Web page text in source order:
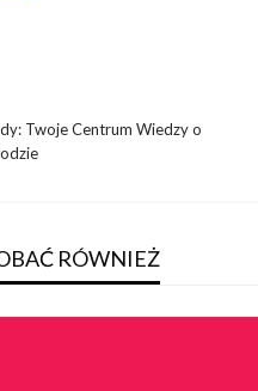
Twoje Centrum Wiedzy o
RÓWNIEŻ